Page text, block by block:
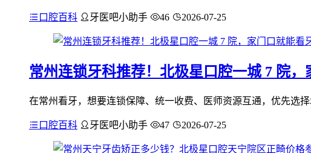
口腔百科 牙医吧小助手 46 2026-07-25
常州连锁牙科推荐！北极星口腔一城 7 院，
在常州看牙，想要连锁保障、统一收费、医师资源互通，优先选
口腔百科 牙医吧小助手 47 2026-07-25